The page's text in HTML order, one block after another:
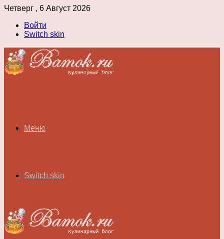
Четверг , 6 Август 2026
Войти
Switch skin
Меню
Switch skin